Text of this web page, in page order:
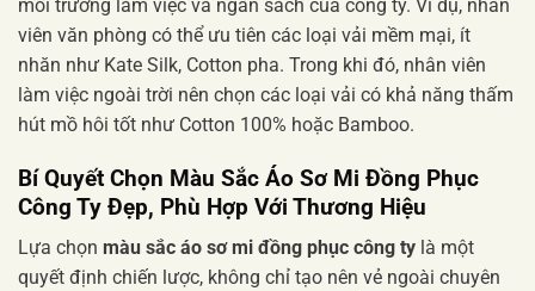
môi trường làm việc và ngân sách của công ty. Ví dụ, nhân
viên văn phòng có thể ưu tiên các loại vải mềm mại, ít
nhăn như Kate Silk, Cotton pha. Trong khi đó, nhân viên
làm việc ngoài trời nên chọn các loại vải có khả năng thấm
hút mồ hôi tốt như Cotton 100% hoặc Bamboo.
Bí Quyết Chọn Màu Sắc Áo Sơ Mi Đồng Phục
Công Ty Đẹp, Phù Hợp Với Thương Hiệu
Lựa chọn màu sắc áo sơ mi đồng phục công ty là một
quyết định chiến lược, không chỉ tạo nên vẻ ngoài chuyên